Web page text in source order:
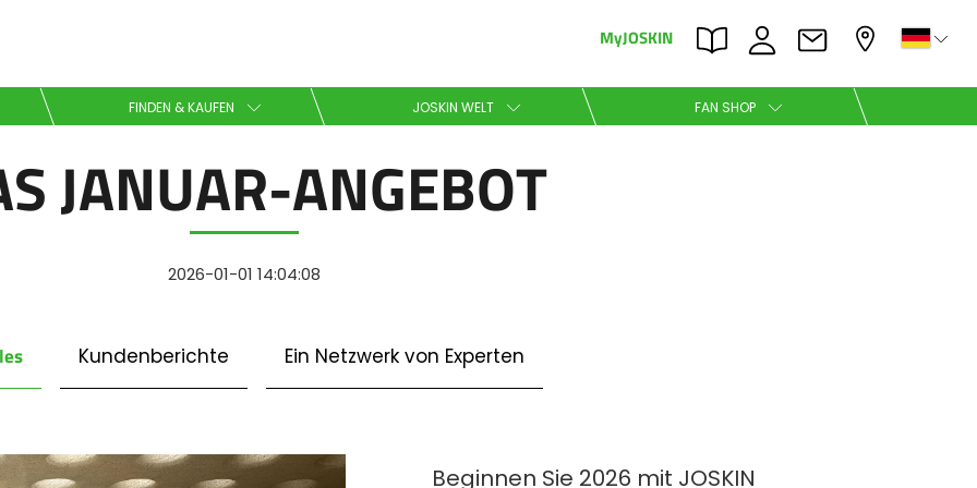
MyJOSKIN
FINDEN & KAUFEN JOSKIN WELT FAN SHOP ×
×
Wählen Sie Ihre Sprache
English Nederlands
Español
Downloaden Sie die Broschüre
JANUAR-ANGEBOT
2026-01-01 14:04:08
Kundenberichte Ein Netzwerk von Experten
Beginnen Sie 2026 mit JOSKIN